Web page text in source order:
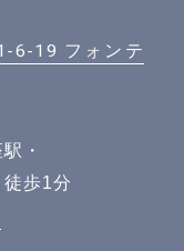
6-19 フォンテ
・
歩1分